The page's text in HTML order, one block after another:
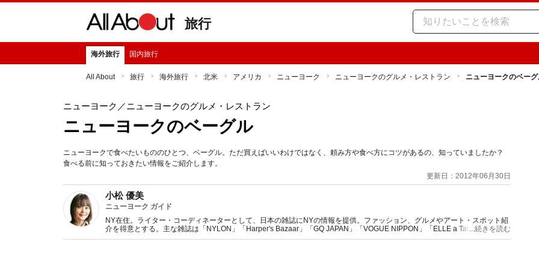
旅行
海外旅行 国内旅行
All About 旅行 海外旅行 北米 アメリカ ニューヨーク ニューヨークのグルメ・レストラン ニューヨークのベー
ニューヨーク ／ニューヨークのグルメ・レストラン
ニューヨークのベーグル
ニューヨークで食べたいもののひとつ、ベーグル。ただ買えばいいわけではなく、頼み方や食べ方にコツがあるの、知っていましたか？
食べる前に知っておきたい情報をご紹介します。
更新日：2012年06月30日
小松 優美
ニューヨーク ガイド
NY在住。ライター・コーディネーターとして、日本の雑誌にNYの情報を提供。ファッション、グルメやアート・スポット紹
介を得意とする。主な雑誌は「NYLON」「Harper's Bazaar」「GQ JAPAN」「VOGUE NIPPON」「ELLE a Table」など。
...続きを読む